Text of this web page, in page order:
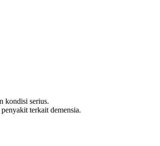
kondisi serius.
terkait demensia.